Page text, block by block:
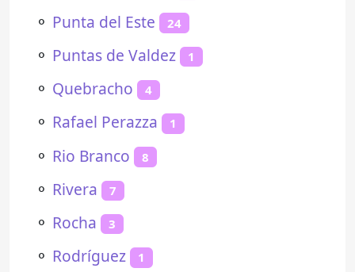
⚬ Punta del Este 24
⚬ Puntas de Valdez 1
⚬ Quebracho 4
⚬ Rafael Perazza 1
⚬ Rio Branco 8
⚬ Rivera 7
⚬ Rocha 3
⚬ Rodríguez 1